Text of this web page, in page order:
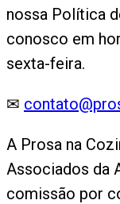
nossa Política
conosco em
sexta-feira.
✉
A Prosa na
Associados da
comissão por